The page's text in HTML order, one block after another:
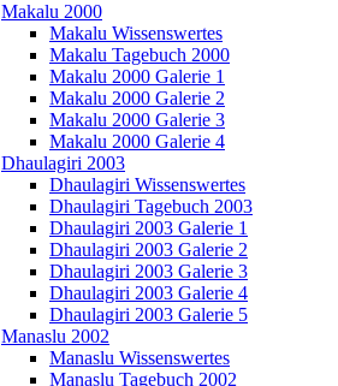
Makalu 2000
Makalu Wissenswertes
Makalu Tagebuch 2000
Makalu 2000 Galerie 1
Makalu 2000 Galerie 2
Makalu 2000 Galerie 3
Makalu 2000 Galerie 4
Dhaulagiri 2003
Dhaulagiri Wissenswertes
Dhaulagiri Tagebuch 2003
Dhaulagiri 2003 Galerie 1
Dhaulagiri 2003 Galerie 2
Dhaulagiri 2003 Galerie 3
Dhaulagiri 2003 Galerie 4
Dhaulagiri 2003 Galerie 5
Manaslu 2002
Manaslu Wissenswertes
Manaslu Tagebuch 2002